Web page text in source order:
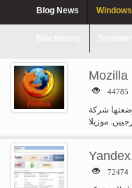
Blog News Windows
Mozilla
44785
شركة
موزيلا
72474